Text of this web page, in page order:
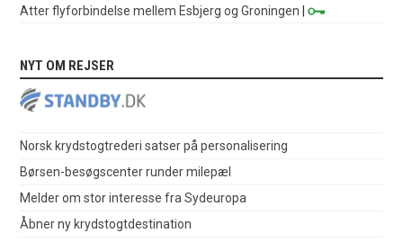
Atter flyforbindelse mellem Esbjerg og Groningen |
NYT OM REJSER
Norsk krydstogtrederi satser på personalisering
Børsen-besøgscenter runder milepæl
Melder om stor interesse fra Sydeuropa
Åbner ny krydstogtdestination